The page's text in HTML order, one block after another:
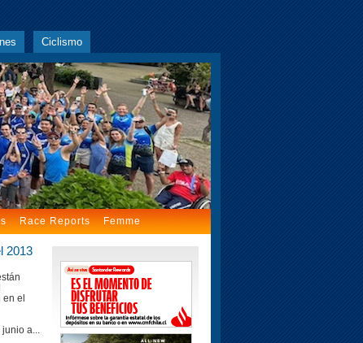
Ciclismo
Race Reports Femme
2013
el
a...